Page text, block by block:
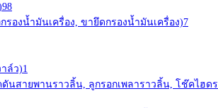
98
รองน้ำมันเครื่อง, ขายึดกรองน้ำมันเครื่อง)7
ล์ว)1
นสายพานราวลิ้น, ลูกรอกเพลาราวลิ้น, โช๊คไฮด